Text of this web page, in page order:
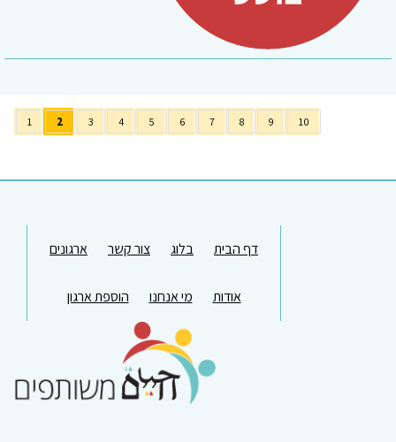
1 2 3 4 5 6 7 8 9 10
דף הבית בלוג צור קשר ארגונים
אודות מי אנחנו הוספת ארגון